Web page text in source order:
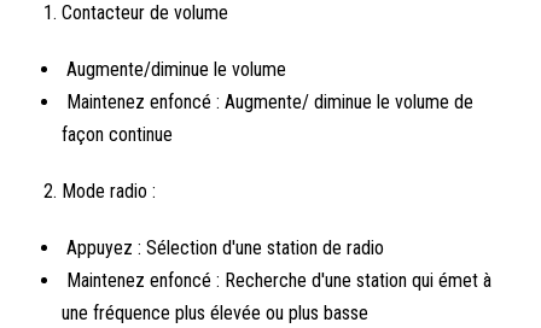
Contacteur de volume
Augmente/diminue le volume
Maintenez enfoncé : Augmente/ diminue le volume de
façon continue
Mode radio :
Appuyez : Sélection d'une station de radio
Maintenez enfoncé : Recherche d'une station qui émet à
une fréquence plus élevée ou plus basse